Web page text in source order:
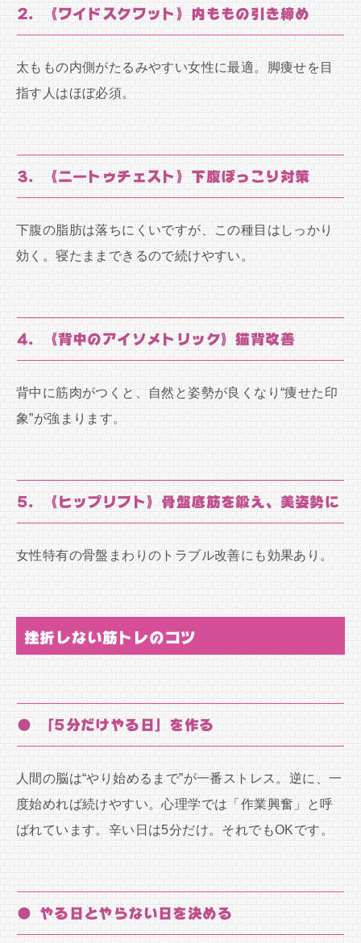
2. 《ワイドスクワット》内ももの引き締め
太ももの内側がたるみやすい女性に最適。脚痩せを目
指す人はほぼ必須。
3. 《ニートゥチェスト》下腹ぽっこり対策
下腹の脂肪は落ちにくいですが、この種目はしっかり
効く。寝たままできるので続けやすい。
4. 《背中のアイソメトリック》猫背改善
背中に筋肉がつくと、自然と姿勢が良くなり“痩せた印
象”が強まります。
5. 《ヒップリフト》骨盤底筋を鍛え、美姿勢に
女性特有の骨盤まわりのトラブル改善にも効果あり。
挫折しない筋トレのコツ
● 「5分だけやる日」を作る
人間の脳は“やり始めるまで”が一番ストレス。逆に、一
度始めれば続けやすい。心理学では「作業興奮」と呼
ばれています。辛い日は5分だけ。それでもOKです。
● やる日とやらない日を決める